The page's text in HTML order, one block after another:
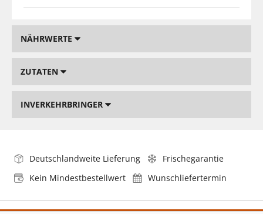
NÄHRWERTE
ZUTATEN
INVERKEHRBRINGER
Deutschlandweite Lieferung
Frischegarantie
Kein Mindestbestellwert
Wunschliefertermin